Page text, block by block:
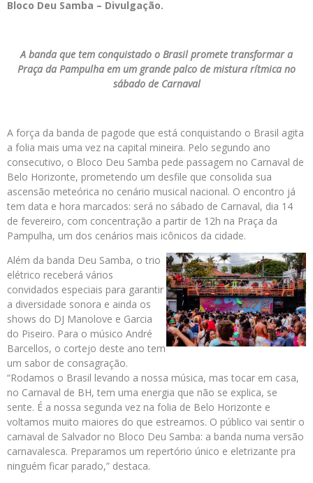
Bloco Deu Samba – Divulgação.
A banda que tem conquistado o Brasil promete transformar a
Praça da Pampulha em um grande palco de mistura rítmica no
sábado de Carnaval
A força da banda de pagode que está conquistando o Brasil agita
a folia mais uma vez na capital mineira. Pelo segundo ano
consecutivo, o Bloco Deu Samba pede passagem no Carnaval de
Belo Horizonte, prometendo um desfile que consolida sua
ascensão meteórica no cenário musical nacional. O encontro já
tem data e hora marcados: será no sábado de Carnaval, dia 14
de fevereiro, com concentração a partir de 12h na Praça da
Pampulha, um dos cenários mais icônicos da cidade.
Além da banda Deu Samba, o trio
elétrico receberá vários
convidados especiais para garantir
a diversidade sonora e ainda os
shows do DJ Manolove e Garcia
do Piseiro. Para o músico André
Barcellos, o cortejo deste ano tem
um sabor de consagração.
“Rodamos o Brasil levando a nossa música, mas tocar em casa,
no Carnaval de BH, tem uma energia que não se explica, se
sente. É a nossa segunda vez na folia de Belo Horizonte e
voltamos muito maiores do que estreamos. O público vai sentir o
carnaval de Salvador no Bloco Deu Samba: a banda numa versão
carnavalesca. Preparamos um repertório único e eletrizante pra
ninguém ficar parado,” destaca.